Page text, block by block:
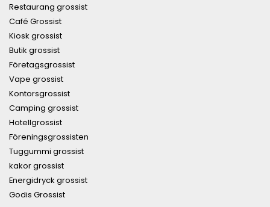
Restaurang grossist
Café Grossist
Kiosk grossist
Butik grossist
Företagsgrossist
Vape grossist
Kontorsgrossist
Camping grossist
Hotellgrossist
Föreningsgrossisten
Tuggummi grossist
kakor grossist
Energidryck grossist
Godis Grossist